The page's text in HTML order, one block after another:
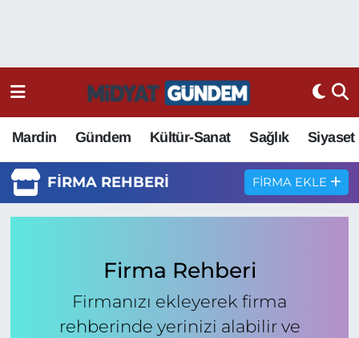
Mardin Gündem Kültür-Sanat Sağlık Siyaset
FIRMA REHBERI FIRMA EKLE
Firma Rehberi
Firmanızı ekleyerek firma
rehberinde yerinizi alabilir ve